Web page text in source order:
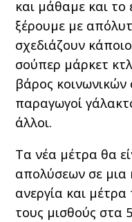
και μάθαμε και
ξέρουμε με
σχεδιάζουν
σούπερ μάρκετ
βάρος κοινωνικών
παραγωγοί
άλλοι.
Τα νέα μέτρα θα
απολύσεων σε μια
ανεργία και
τους μισθούς στα